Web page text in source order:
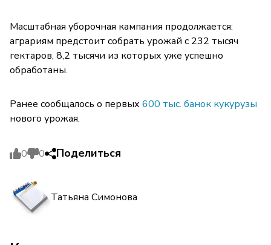
Масштабная уборочная кампания продолжается:
аграриям предстоит собрать урожай с 232 тысяч
гектаров, 8,2 тысячи из которых уже успешно
обработаны.
Ранее сообщалось о первых 600 тыс. банок кукурузы
нового урожая.
0 0 Поделиться
Татьяна Симонова